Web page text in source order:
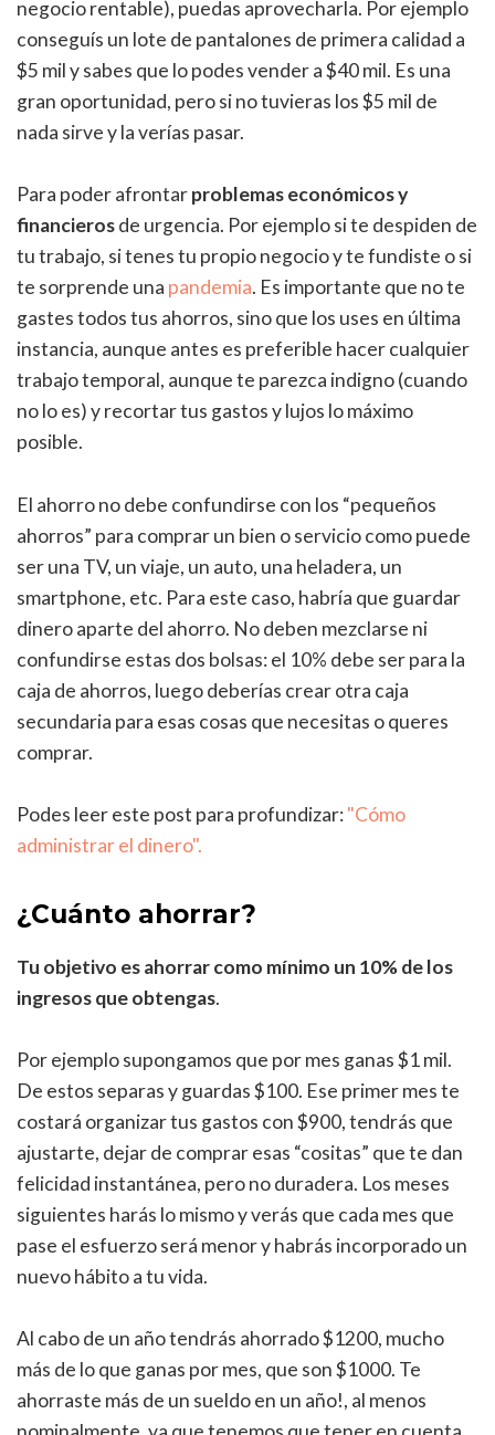
negocio rentable), puedas aprovecharla. Por ejemplo
conseguís un lote de pantalones de primera calidad a
$5 mil y sabes que lo podes vender a $40 mil. Es una
gran oportunidad, pero si no tuvieras los $5 mil de
nada sirve y la verías pasar.
Para poder afrontarproblemas económicos y
financierosde urgencia. Por ejemplo si te despiden de
tu trabajo, si tenes tu propio negocio y te fundiste o si
te sorprende una pandemia. Es importante que no te
gastes todos tus ahorros, sino que los uses en última
instancia, aunque antes es preferible hacer cualquier
trabajo temporal, aunque te parezca indigno (cuando
no lo es) y recortar tus gastos y lujos lo máximo
posible.
El ahorro no debe confundirse con los “pequeños
ahorros” para comprar un bien o servicio como puede
ser una TV, un viaje, un auto, una heladera, un
smartphone, etc. Para este caso, habría que guardar
dinero aparte del ahorro. No deben mezclarse ni
confundirse estas dos bolsas: el 10% debe ser para la
caja de ahorros, luego deberías crear otra caja
secundaria para esas cosas que necesitas o queres
comprar.
Podes leer este post para profundizar:"Cómo
administrar el dinero".
¿Cuánto ahorrar?
Tu objetivo es ahorrar como mínimo un 10% de los
ingresos que obtengas.
Por ejemplo supongamos que por mes ganas $1 mil.
De estos separas y guardas $100. Ese primer mes te
costará organizar tus gastos con $900, tendrás que
ajustarte, dejar de comprar esas “cositas” que te dan
felicidad instantánea, pero no duradera. Los meses
siguientes harás lo mismo y verás que cada mes que
pase el esfuerzo será menor y habrás incorporado un
nuevo hábito a tu vida.
Al cabo de un año tendrás ahorrado $1200, mucho
más de lo que ganas por mes, que son $1000. Te
ahorraste más de un sueldo en un año!, al menos